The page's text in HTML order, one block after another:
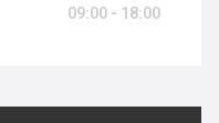
09:00 - 18:00